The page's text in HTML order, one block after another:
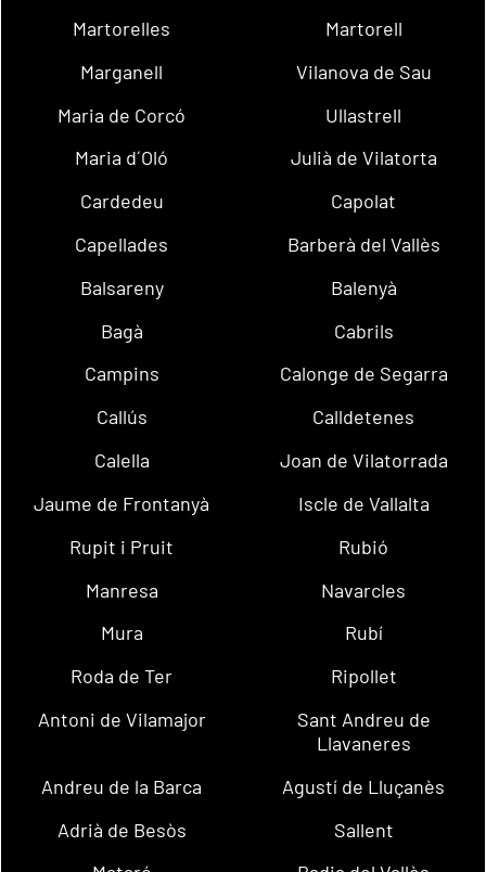
Martorelles
Martorell
Marganell
Vilanova de Sau
Maria de Corcó
Ullastrell
Maria d´Oló
Julià de Vilatorta
Cardedeu
Capolat
Capellades
Barberà del Vallès
Balsareny
Balenyà
Bagà
Cabrils
Campins
Calonge de Segarra
Callús
Calldetenes
Calella
Joan de Vilatorrada
Jaume de Frontanyà
Iscle de Vallalta
Rupit i Pruit
Rubió
Manresa
Navarcles
Mura
Rubí
Roda de Ter
Ripollet
Antoni de Vilamajor
Sant Andreu de
Llavaneres
Andreu de la Barca
Agustí de Lluçanès
Adrià de Besòs
Sallent